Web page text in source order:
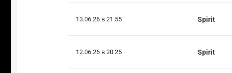
13.06.26 в 21:55 Spirit
12.06.26 в 20:25 Spirit